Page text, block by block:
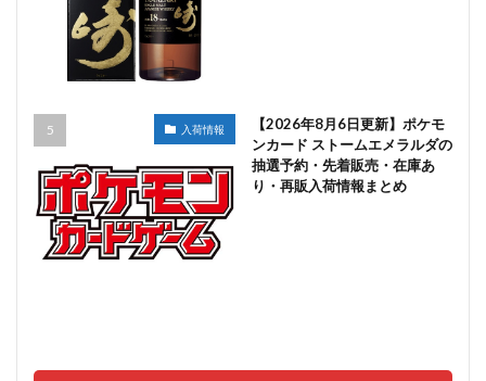
入荷情報
【2026年8月6日更新】ポケモ
ンカード ストームエメラルダの
抽選予約・先着販売・在庫あ
り・再販入荷情報まとめ